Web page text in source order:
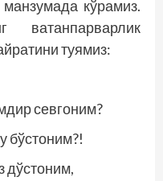
кўрамиз.
туямиз:
севгоним?
бўстоним?!
дўстоним,